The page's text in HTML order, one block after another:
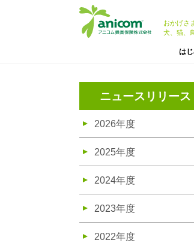
おかげさ
犬、猫、
は
ニュースリリース
2026年度
2025年度
2024年度
2023年度
2022年度